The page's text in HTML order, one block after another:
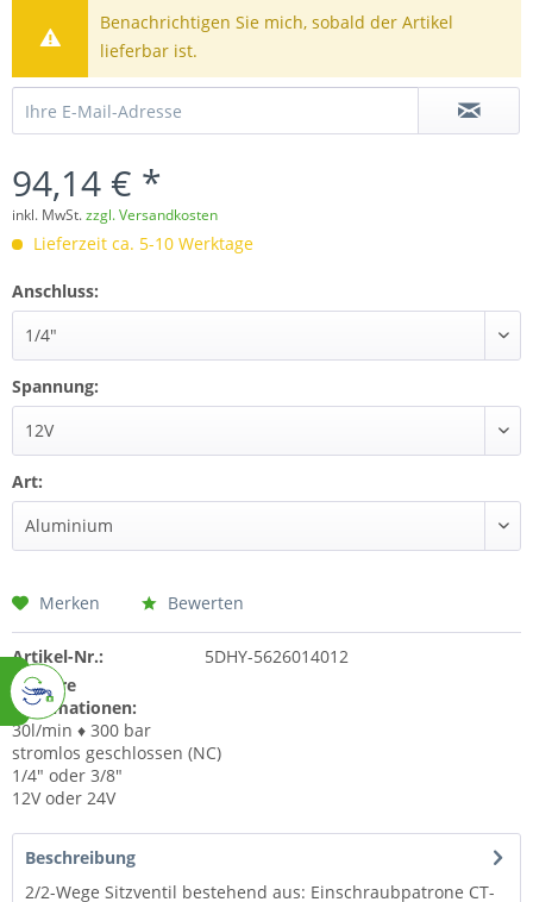
Benachrichtigen Sie mich, sobald der Artikel
lieferbar ist.
94,14 € *
inkl. MwSt.zzgl. Versandkosten
Lieferzeit ca. 5-10 Werktage
Anschluss:
Spannung:
Art:
Merken Bewerten
Artikel-Nr.:
5DHY-5626014012
Weitere
Informationen:
30l/min ♦ 300 bar
stromlos geschlossen (NC)
1/4" oder 3/8"
12V oder 24V
Beschreibung
2/2-Wege Sitzventil bestehend aus: Einschraubpatrone CT-